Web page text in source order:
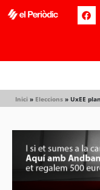
Inici » Eleccions » UxEE